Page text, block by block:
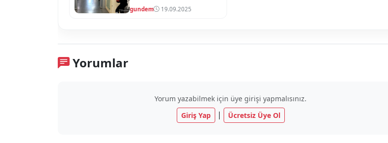
gundem 19.09.2025
Yorumlar
Yorum yazabilmek için üye girişi yapmalısınız.
Giriş Yap
| Ücretsiz Üye Ol